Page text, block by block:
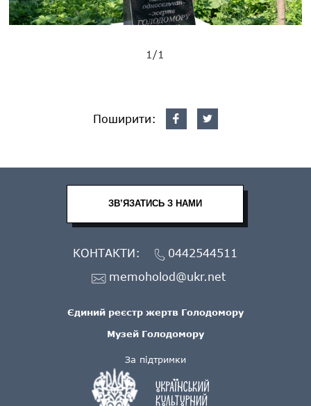
1/1
Поширити:
За підтримки
Єдиний реєстр жертв Голодомору
Музей Голодомору
ЗВ’ЯЗАТИСЬ З НАМИ
КОНТАКТИ:
0442544511
memoholod@ukr.net